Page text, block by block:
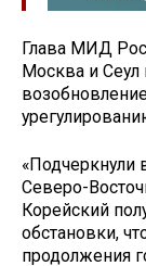
Глава МИД
Москва и Сеул
«Подчеркнули
Северо-
Корейский
обстановки,
продолжения